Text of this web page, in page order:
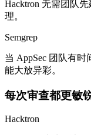
Hacktron 无需团队
理。
Semgrep
当 AppSec 团队有时
能大放异彩。
每次审查都更敏
Hacktron